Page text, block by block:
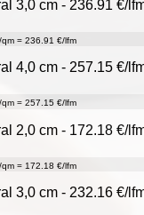
3,0 cm - 236.91 €/
= 236.91 €/lfm
4,0 cm - 257.15 €/
= 257.15 €/lfm
2,0 cm - 172.18 €/
= 172.18 €/lfm
3,0 cm - 232.16 €/